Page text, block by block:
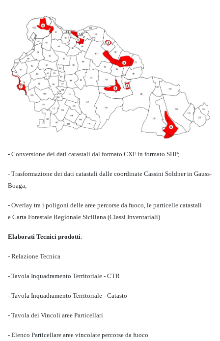
- Conversione dei dati catastali dal formato CXF in formato SHP;
- Trasformazione dei dati catastali dalle coordinate Cassini Soldner in Gauss-
Boaga;
- Overlay tra i poligoni delle aree percorse da fuoco, le particelle catastali
e Carta Forestale Regionale Siciliana (Classi Inventariali)
Elaborati Tecnici prodotti:
- Relazione Tecnica
- Tavola Inquadramento Territoriale - CTR
- Tavola Inquadramento Territoriale - Catasto
- Tavola dei Vincoli aree Particellari
- Elenco Particellare aree vincolate percorse da fuoco